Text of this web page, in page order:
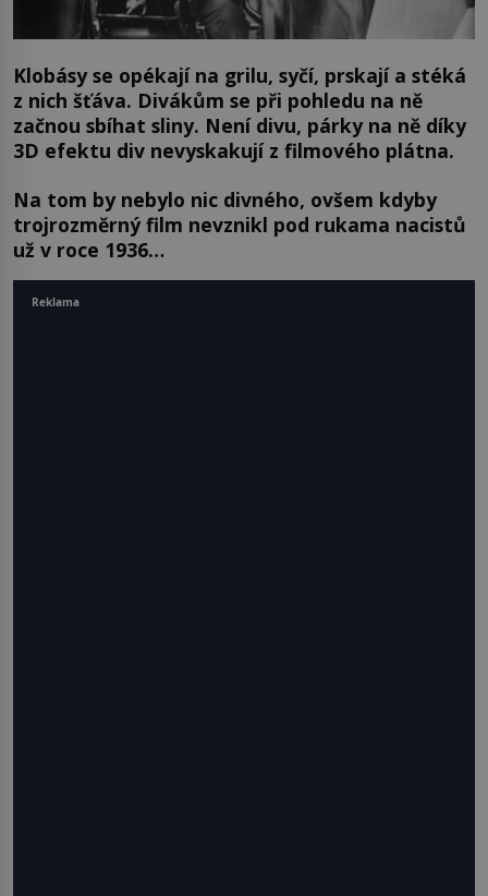
Klobásy se opékají na grilu, syčí, prskají a stéká
z nich šťáva. Divákům se při pohledu na ně
začnou sbíhat sliny. Není divu, párky na ně díky
3D efektu div nevyskakují z filmového plátna.
Na tom by nebylo nic divného, ovšem kdyby
trojrozměrný film nevznikl pod rukama nacistů
už v roce 1936…
Reklama